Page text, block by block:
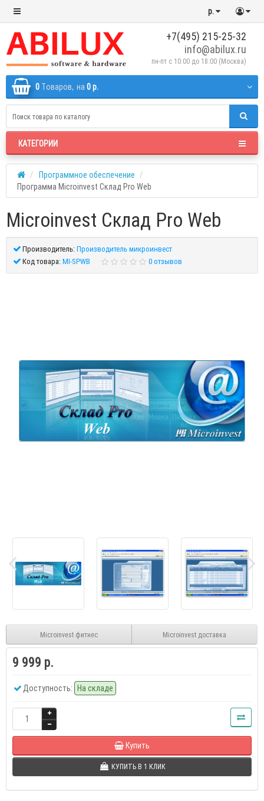
р.
+7(495) 215-25-32
info@abilux.ru
пн-пт с 10:00 до 18:00 (Москва)
0 Tоваров, на 0 р.
КАТЕГОРИИ
Программное обеспечение
Программа Microinvest Склад Pro Web
Microinvest Склад Pro Web
Производитель:Производитель микроинвест
Код товара:MI-SPWB 0 отзывов
Microinvest фитнес Microinvest доставка
9 999 р.
Доступность: На складе
Купить
КУПИТЬ В 1 КЛИК